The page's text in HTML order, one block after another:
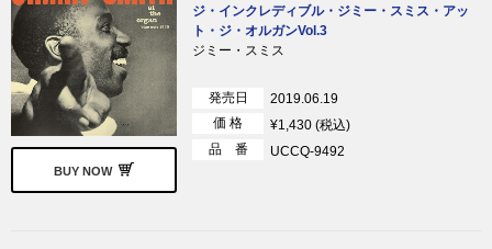
BUY NOW
ジ・インクレディブル・ジミー・スミス・アッ
ト・ジ・オルガンVol.3
ジミー・スミス
発売日
2019.06.19
価 格
¥1,430 (税込)
品 番
UCCQ-9492